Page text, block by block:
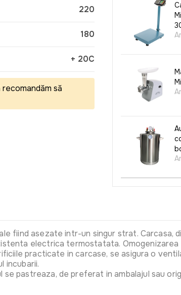
220
180
+ 20C
să
fiind asezate intr-un singur strat. Carcasa,
electrica termostatata.
practicate in carcase, se asigura o
incubarii.
pastreaza, de preferat in ambalajul sau